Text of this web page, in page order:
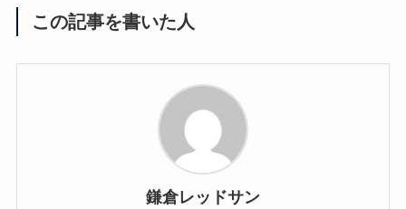
この記事を書いた人
鎌倉レッドサン